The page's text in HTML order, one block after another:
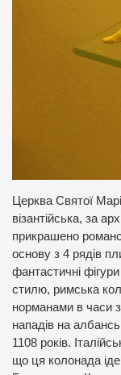
Церква Святої
візантійська, за
прикрашено
основу з 4 рядів
фантастичні
стилю, римська
норманами в часи
нападів на
1108 років.
що ця колонада